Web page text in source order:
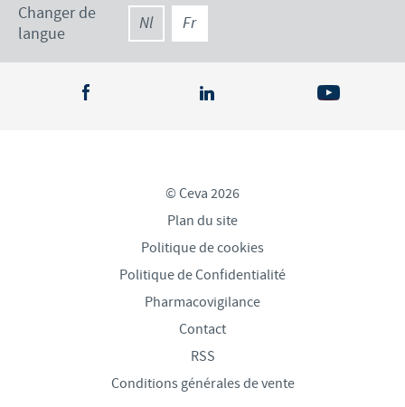
Changer de
langue
Nl Fr
© Ceva 2026
Plan du site
Politique de cookies
Politique de Confidentialité
Pharmacovigilance
Contact
RSS
Conditions générales de vente